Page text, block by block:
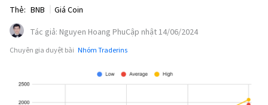
Thẻ: BNB
Giá Coin
Tác giả: Nguyen Hoang PhuCập nhật 14/06/2024
Chuyên gia duyệt bài Nhóm Traderins